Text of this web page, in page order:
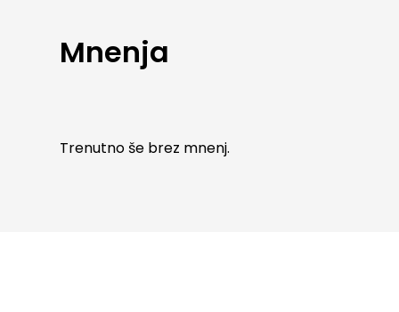
Mnenja
Trenutno še brez mnenj.